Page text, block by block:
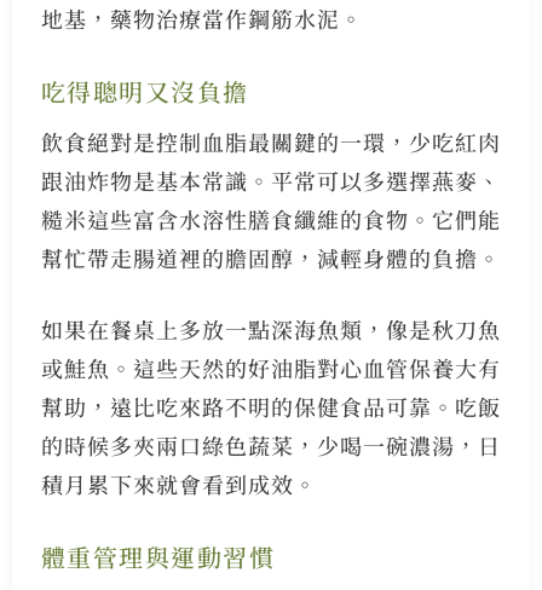
地基，藥物治療當作鋼筋水泥。
吃得聰明又沒負擔
飲食絕對是控制血脂最關鍵的一環，少吃紅肉
跟油炸物是基本常識。平常可以多選擇燕麥、
糙米這些富含水溶性膳食纖維的食物。它們能
幫忙帶走腸道裡的膽固醇，減輕身體的負擔。
如果在餐桌上多放一點深海魚類，像是秋刀魚
或鮭魚。這些天然的好油脂對心血管保養大有
幫助，遠比吃來路不明的保健食品可靠。吃飯
的時候多夾兩口綠色蔬菜，少喝一碗濃湯，日
積月累下來就會看到成效。
體重管理與運動習慣